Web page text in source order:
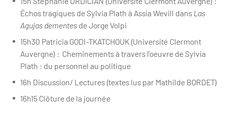
Échos tragiques de Sylvia Plath à Assia Wevill dans Las
Agujas dementes de Jorge Volpi
15h30 Patricia GODI-TKATCHOUK (Université Clermont
Auvergne) : Cheminements à travers l’oeuvre de Sylvia
Plath : du personnel au politique
16h Discussion/ Lectures (textes lus par Mathilde BORDET)
16h15 Clôture de la journée